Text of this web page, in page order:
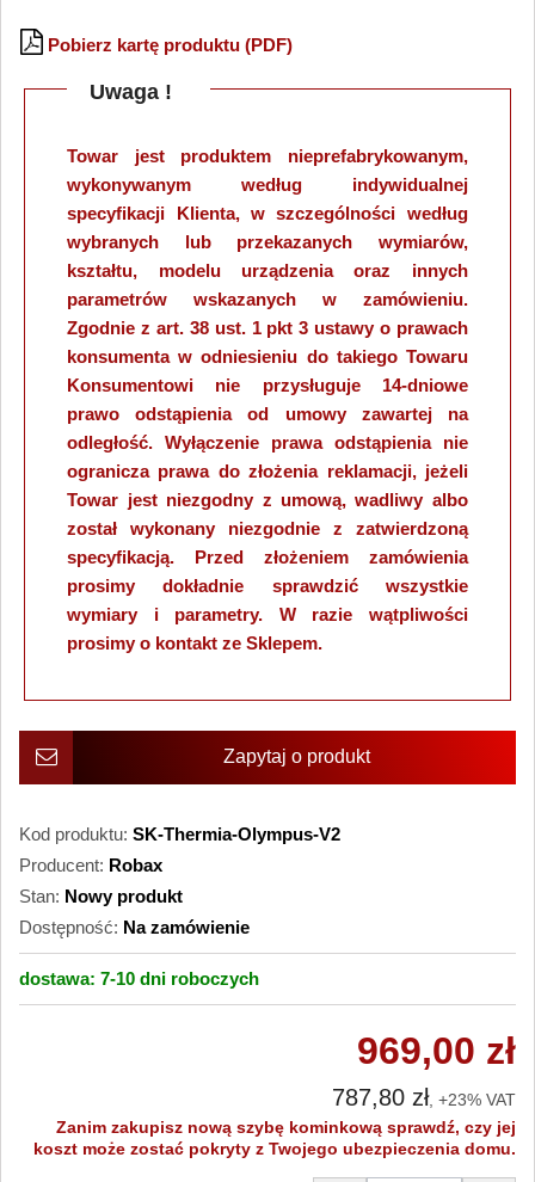
Pobierz kartę produktu (PDF)
Uwaga !
Towar jest produktem nieprefabrykowanym,
wykonywanym według indywidualnej
specyfikacji Klienta, w szczególności według
wybranych lub przekazanych wymiarów,
kształtu, modelu urządzenia oraz innych
parametrów wskazanych w zamówieniu.
Zgodnie z art. 38 ust. 1 pkt 3 ustawy o prawach
konsumenta w odniesieniu do takiego Towaru
Konsumentowi nie przysługuje 14-dniowe
prawo odstąpienia od umowy zawartej na
odległość. Wyłączenie prawa odstąpienia nie
ogranicza prawa do złożenia reklamacji, jeżeli
Towar jest niezgodny z umową, wadliwy albo
został wykonany niezgodnie z zatwierdzoną
specyfikacją. Przed złożeniem zamówienia
prosimy dokładnie sprawdzić wszystkie
wymiary i parametry. W razie wątpliwości
prosimy o kontakt ze Sklepem.
Zapytaj o produkt
Kod produktu: SK-Thermia-Olympus-V2
Producent: Robax
Stan: Nowy produkt
Dostępność: Na zamówienie
dostawa: 7-10 dni roboczych
969,00 zł
787,80 zł, +23% VAT
Zanim zakupisz nową szybę kominkową sprawdź, czy jej
koszt może zostać pokryty z Twojego ubezpieczenia domu.